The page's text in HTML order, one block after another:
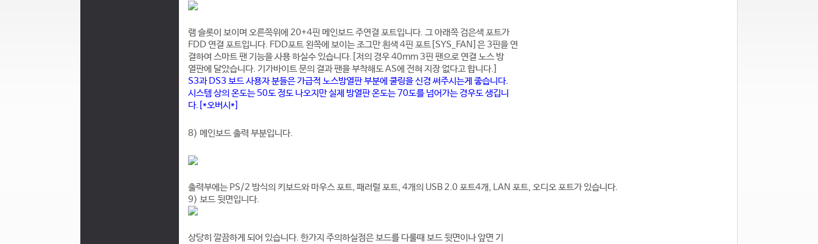
램 슬롯이 보이며 오른쪽위에 20+4핀 메인보드 주연결 포트입니다. 그아래쪽 검은색 포트가
FDD 연결 포트입니다. FDD포트 왼쪽에 보이는 조그만 흰색 4핀 포트[SYS_FAN]은 3핀을 연
결하여 스마트 팬 기능을 사용 하실수 있습니다.[저의 경우 40mm 3핀 팬으로 연결 노스 방
열판에 달았습니다. 기가바이트 문의 결과 팬을 부착해도 AS에 전혀 지장 없다고 합니다.]
S3과 DS3 보드 사용자 분들은 가급적 노스방열판 부분에 쿨링을 신경 써주시는게 좋습니다.
시스템 상의 온도는 50도 정도 나오지만 실제 방열판 온도는 70도를 넘어가는 경우도 생깁니
다.[*오버시*]
8) 메인보드 출력 부분입니다.
출력부에는 PS/2 방식의 키보드와 마우스 포트, 패러럴 포트, 4개의 USB 2.0 포트4개, LAN 포트, 오디오 포트가 있습니다.
9) 보드 뒷면입니다.
상당히 깔끔하게 되어 있습니다. 한가지 주의하실점은 보드를 다룰때 보드 뒷면이나 앞면 기